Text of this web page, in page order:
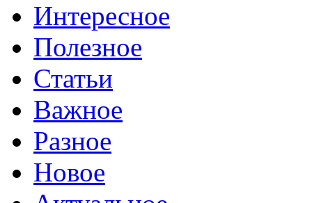
Интересное
Полезное
Статьи
Важное
Разное
Новое